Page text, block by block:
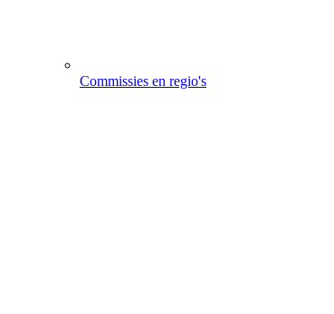
Commissies en regio's